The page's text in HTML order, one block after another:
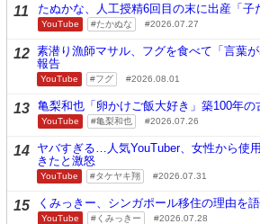
11 たぬかな、人工授精6回目の末に出産「子
YouTube たかぬな 2026.07.27
12 素潜り漁師マサル、フグを食べて「言葉
報告
YouTube フグ 2026.08.01
13 亀梨和也「卵かけご飯大好き」築100年
YouTube 亀梨和也 2026.07.26
14 ヤバすぎる…人気YouTuber、女性から使
きたと激怒
YouTube タケヤキ翔 2026.07.31
15 くみっきー、シンガポール移住の理由を
YouTube くみっきー 2026.07.28